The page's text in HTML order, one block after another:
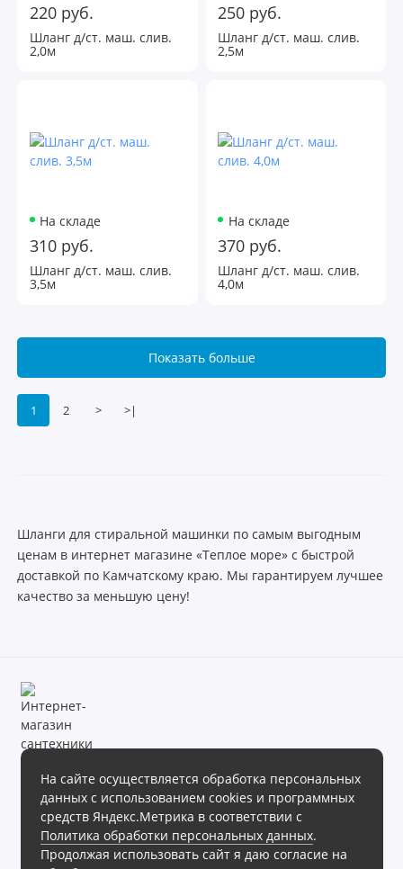
220 руб.
Шланг д/ст. маш. слив.
2,0м
250 руб.
Шланг д/ст. маш. слив.
2,5м
На складе
310 руб.
Шланг д/ст. маш. слив.
3,5м
На складе
370 руб.
Шланг д/ст. маш. слив.
4,0м
1 2 > >|
Показать больше
Шланги для стиральной машинки по самым выгодным
ценам в интернет магазине «Теплое море» с быстрой
доставкой по Камчатскому краю. Мы гарантируем лучшее
качество за меньшую цену!
На сайте осуществляется обработка персональных
данных с использованием cookies и программных
средств Яндекс.Метрика в соответствии с
Политика обработки персональных данных.
Продолжая использовать сайт я даю согласие на
Магазин сантехники «Теплое море» готов предложить своим
клиентам обширный ассортимент продукции в различных
ценовых диапазонах.